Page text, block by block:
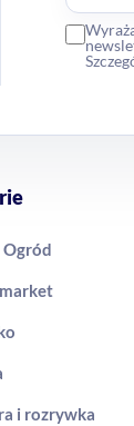
Ogród
i rozrywka